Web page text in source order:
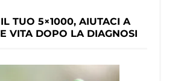
TUO 5×1000, AIUTACI A
VITA DOPO LA DIAGNOSI